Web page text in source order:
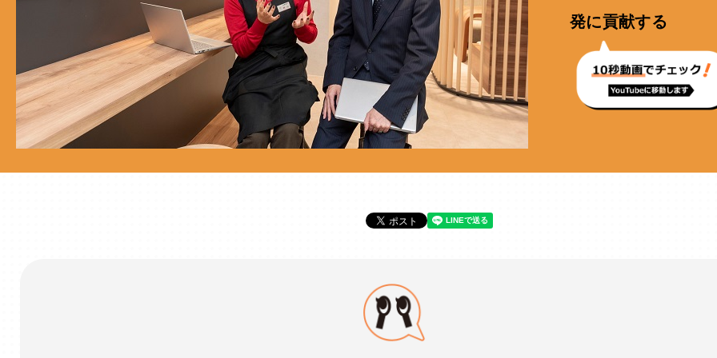
発に貢献する